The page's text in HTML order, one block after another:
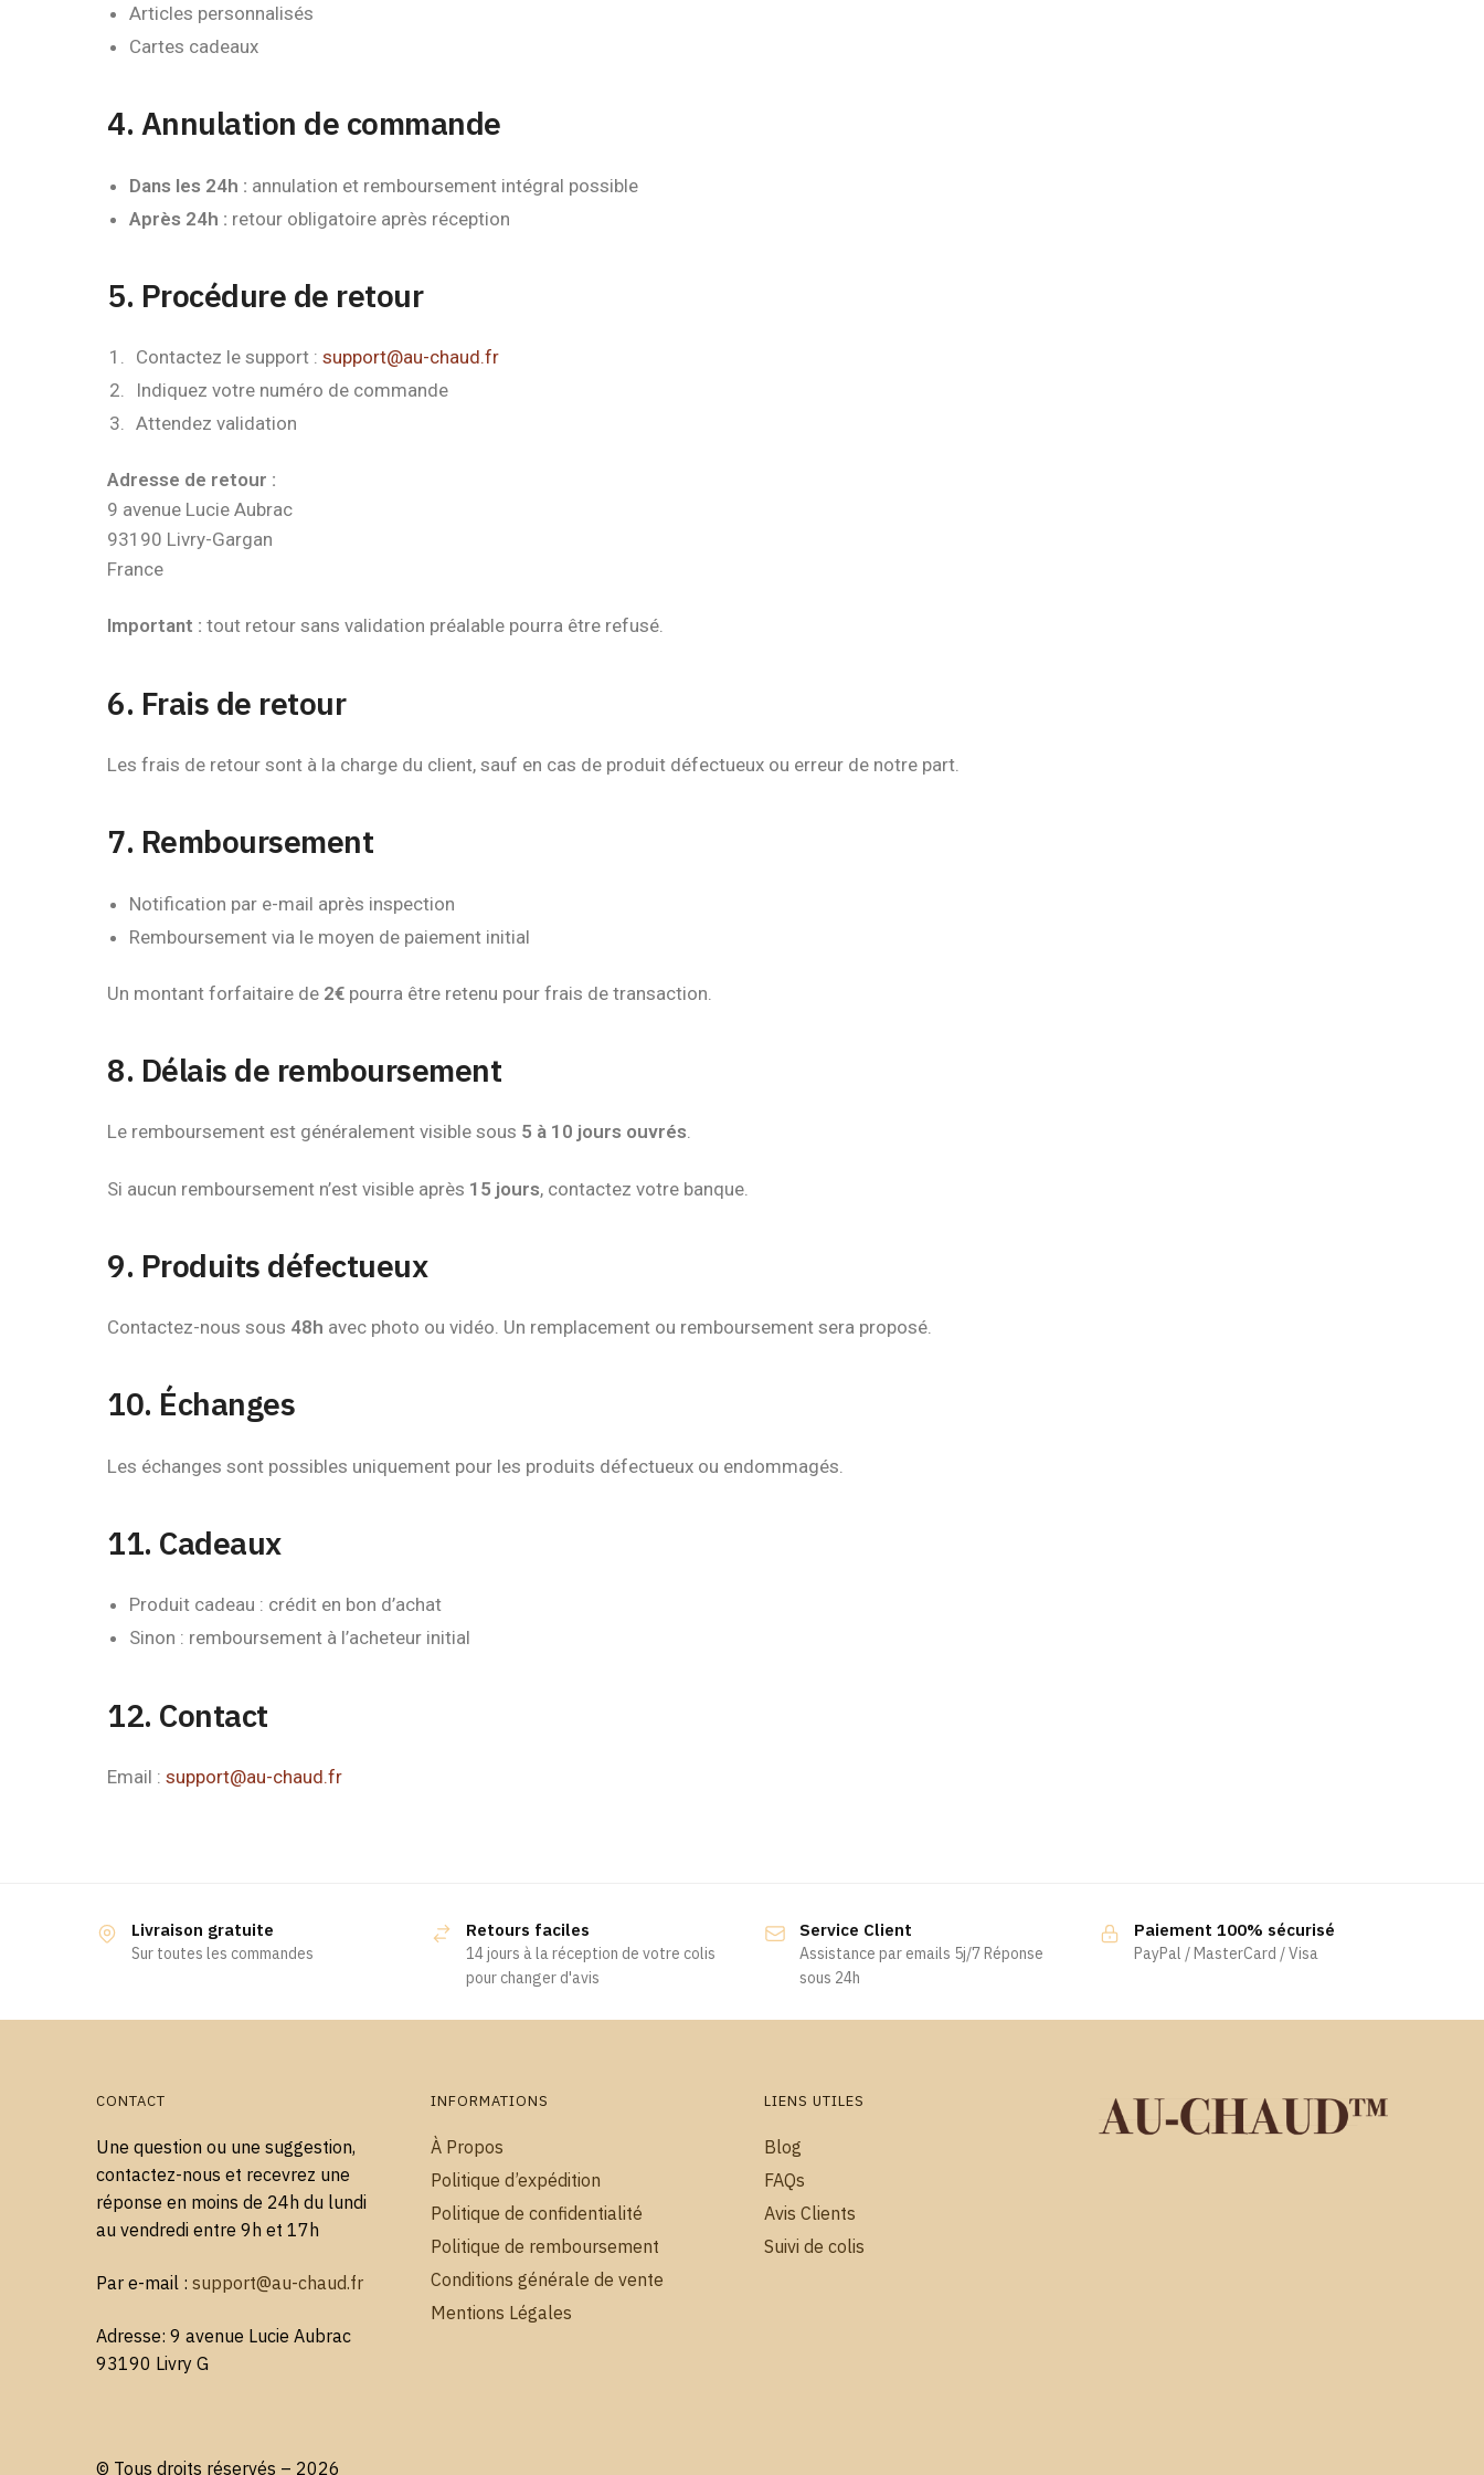
Articles personnalisés
Cartes cadeaux
4. Annulation de commande
Dans les 24h : annulation et remboursement intégral possible
Après 24h : retour obligatoire après réception
5. Procédure de retour
Contactez le support : support@au-chaud.fr
Indiquez votre numéro de commande
Attendez validation
Adresse de retour :
9 avenue Lucie Aubrac
93190 Livry-Gargan
France
Important : tout retour sans validation préalable pourra être refusé.
6. Frais de retour
Les frais de retour sont à la charge du client, sauf en cas de produit défectueux ou erreur de notre part.
7. Remboursement
Notification par e-mail après inspection
Remboursement via le moyen de paiement initial
Un montant forfaitaire de 2€ pourra être retenu pour frais de transaction.
8. Délais de remboursement
Le remboursement est généralement visible sous 5 à 10 jours ouvrés.
Si aucun remboursement n’est visible après 15 jours, contactez votre banque.
9. Produits défectueux
Contactez-nous sous 48h avec photo ou vidéo. Un remplacement ou remboursement sera proposé.
10. Échanges
Les échanges sont possibles uniquement pour les produits défectueux ou endommagés.
11. Cadeaux
Produit cadeau : crédit en bon d’achat
Sinon : remboursement à l’acheteur initial
12. Contact
Email : support@au-chaud.fr
Livraison gratuite
Sur toutes les commandes
Retours faciles
14 jours à la réception de votre colis
pour changer d'avis
Service Client
Assistance par emails 5j/7 Réponse
sous 24h
Paiement 100% sécurisé
PayPal / MasterCard / Visa
CONTACT
Une question ou une suggestion,
contactez-nous et recevrez une
réponse en moins de 24h du lundi
au vendredi entre 9h et 17h
Par e-mail : support@au-chaud.fr
Adresse: 9 avenue Lucie Aubrac
93190 Livry G
INFORMATIONS
À Propos
Politique d’expédition
Politique de confidentialité
Politique de remboursement
Conditions générale de vente
Mentions Légales
LIENS UTILES
Blog
FAQs
Avis Clients
Suivi de colis
© Tous droits réservés – 2026